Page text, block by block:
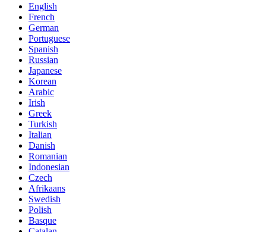
English
French
German
Portuguese
Spanish
Russian
Japanese
Korean
Arabic
Irish
Greek
Turkish
Italian
Danish
Romanian
Indonesian
Czech
Afrikaans
Swedish
Polish
Basque